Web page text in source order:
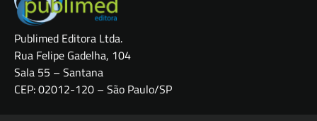
Publimed Editora Ltda.
Rua Felipe Gadelha, 104
Sala 55 – Santana
CEP: 02012-120 – São Paulo/SP